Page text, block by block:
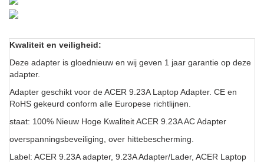
Kwaliteit en veiligheid:
Deze adapter is gloednieuw en wij geven 1 jaar garantie op deze
adapter.
Adapter geschikt voor de ACER 9.23A Laptop Adapter. CE en
RoHS gekeurd conform alle Europese richtlijnen.
staat: 100% Nieuw Hoge Kwaliteit ACER 9.23A AC Adapter
overspanningsbeveiliging, over hittebescherming.
Label: ACER 9.23A adapter, 9.23A Adapter/Lader, ACER Laptop